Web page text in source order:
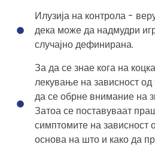
Илузија на контрола -
дека може да надмудри
случајно дефинирана.
За да се знае кога на
лекување на зависност
да се обрне внимание на
Затоа се поставуваат
симптомите на зависност
основа на што и како да